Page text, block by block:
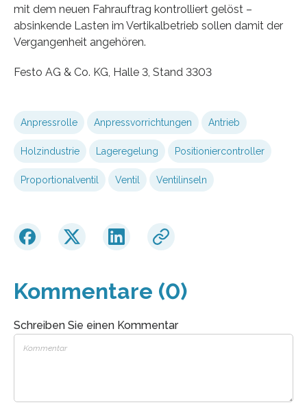
mit dem neuen Fahrauftrag kontrolliert gelöst –
absinkende Lasten im Vertikalbetrieb sollen damit der
Vergangenheit angehören.
Festo AG & Co. KG, Halle 3, Stand 3303
Anpressrolle Anpressvorrichtungen Antrieb
Holzindustrie Lageregelung Positioniercontroller
Proportionalventil Ventil Ventilinseln
Kommentare (0)
Schreiben Sie einen Kommentar